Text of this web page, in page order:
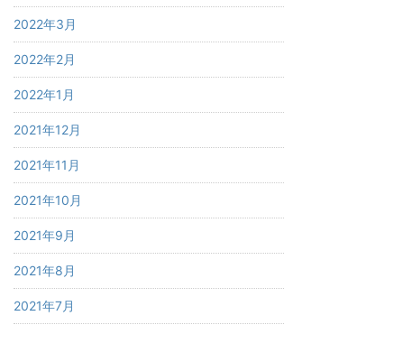
2022年3月
2022年2月
2022年1月
2021年12月
2021年11月
2021年10月
2021年9月
2021年8月
2021年7月